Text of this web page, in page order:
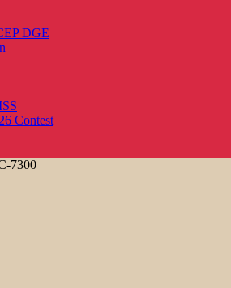
DGE
Contest
7300